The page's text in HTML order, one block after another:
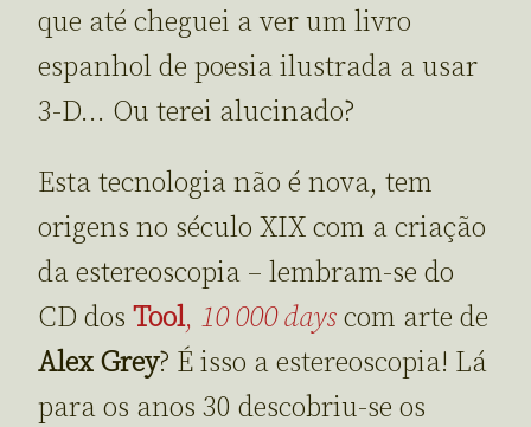
que até cheguei a ver um livro
espanhol de poesia ilustrada a usar
3-D… Ou terei alucinado?
Esta tecnologia não é nova, tem
origens no século XIX com a criação
da estereoscopia – lembram-se do
CD dos Tool, 10 000 days com arte de
Alex Grey? É isso a estereoscopia! Lá
para os anos 30 descobriu-se os